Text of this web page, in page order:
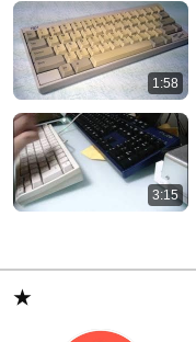
1:58
3:15
★